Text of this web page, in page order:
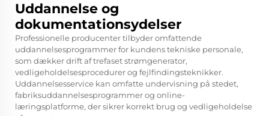
Uddannelse og
dokumentationsydelser
Professionelle producenter tilbyder omfattende
uddannelsesprogrammer for kundens tekniske personale,
som dækker drift af trefaset strømgenerator,
vedligeholdelsesprocedurer og fejlfindingsteknikker.
Uddannelsesservice kan omfatte undervisning på stedet,
fabriksuddannelsesprogrammer og online-
læringsplatforme, der sikrer korrekt brug og vedligeholdelse